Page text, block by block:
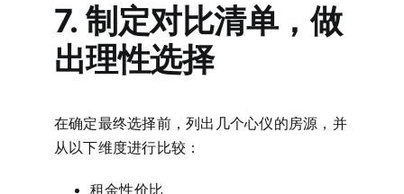
7. 制定对比清单，做
出理性选择
在确定最终选择前，列出几个心仪的房源，并
从以下维度进行比较：
租金性价比